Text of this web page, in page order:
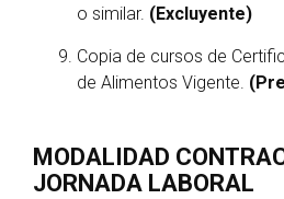
o similar. (Excluyente)
Copia de cursos de
de Alimentos Vigente.
MODALIDAD
JORNADA LABORAL